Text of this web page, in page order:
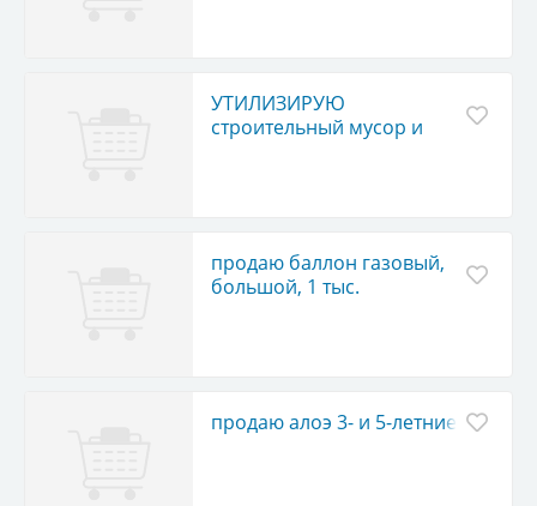
УТИЛИЗИРУЮ
строительный мусор и
продаю баллон газовый,
большой, 1 тыс.
продаю алоэ 3- и 5-летние